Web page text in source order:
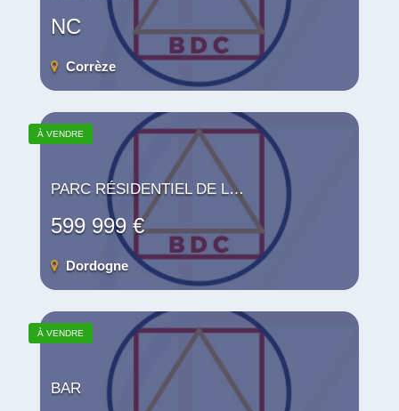
NC
Corrèze
À VENDRE
PARC RÉSIDENTIEL DE LOISIR
599 999 €
Dordogne
À VENDRE
BAR